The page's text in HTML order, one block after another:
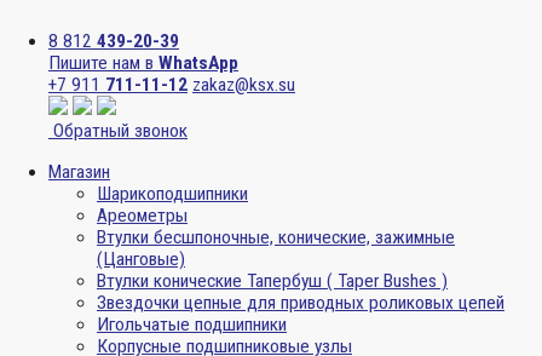
8 812 439-20-39
Пишите нам в WhatsApp
+7 911 711-11-12 zakaz@ksx.su
Обратный звонок
Магазин
Шарикоподшипники
Ареометры
Втулки бесшпоночные, конические, зажимные
(Цанговые)
Втулки конические Тапербуш ( Taper Bushes )
Звездочки цепные для приводных роликовых цепей
Игольчатые подшипники
Корпусные подшипниковые узлы